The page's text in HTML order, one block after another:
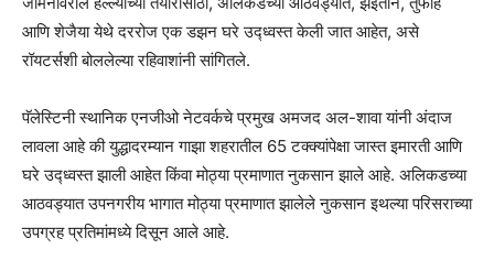
आणि शेजैया येथे दररोज एक डझन घरे उद्ध्वस्त केली जात आहेत, असे
रॉयटर्सशी बोललेल्या रहिवाशांनी सांगितले.
पॅलेस्टिनी स्थानिक एनजीओ नेटवर्कचे प्रमुख अमजद अल-शावा यांनी अंदाज
लावला आहे की युद्धादरम्यान गाझा शहरातील 65 टक्क्यांपेक्षा जास्त इमारती आणि
घरे उद्ध्वस्त झाली आहेत किंवा मोठ्या प्रमाणात नुकसान झाले आहे. अलिकडच्या
आठवड्यात उपनगरीय भागात मोठ्या प्रमाणात झालेले नुकसान इथल्या परिसराच्या
उपग्रह प्रतिमांमध्ये दिसून आले आहे.